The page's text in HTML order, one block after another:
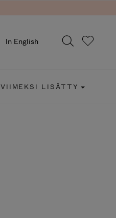
In English
VIIMEKSI LISÄTTY